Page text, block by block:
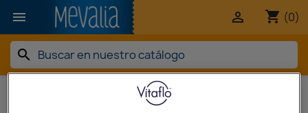
 shopping_cart (0)

search
Marcas